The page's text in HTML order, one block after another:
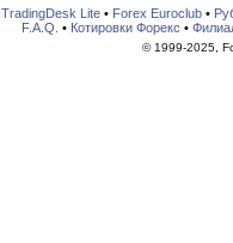
TradingDesk Lite• Forex Euroclub•
F.A.Q. • Котировки Форекс •
© 1999-2025,